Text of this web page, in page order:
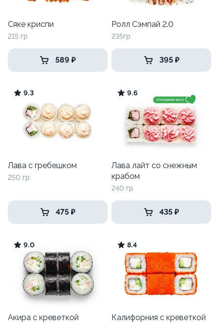
Сяке криспи
215 гр
589 ₽
Ролл Сэмпай 2.0
235гр
395 ₽
9.3
Лава с гребешком
250 гр
475 ₽
9.6
Лава лайт со снежным
крабом
240 гр
435 ₽
9.0
Акира с креветкой
8.4
Калифорния с креветкой